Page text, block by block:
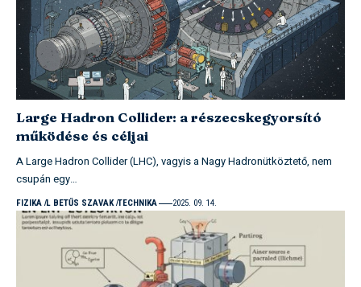
Large Hadron Collider: a részecskegyorsító
működése és céljai
A Large Hadron Collider (LHC), vagyis a Nagy Hadronütköztető, nem
csupán egy…
FIZIKA L BETŰS SZAVAK TECHNIKA 2025. 09. 14.